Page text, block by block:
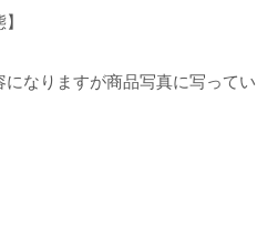
なりますが商品写真に写ってい